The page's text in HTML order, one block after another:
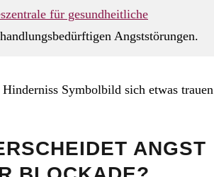
für gesundheitliche
Angststörungen.
ANGST